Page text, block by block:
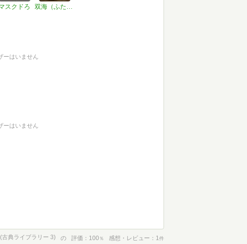
スクドろ 双海（ふたみ）
ーはいません
ーはいません
典ライブラリー 3) の 評価 100 ％ 感想・レビュー 1件